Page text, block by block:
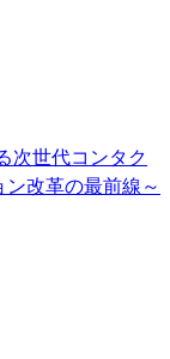
次世代コンタク
改革の最前線～